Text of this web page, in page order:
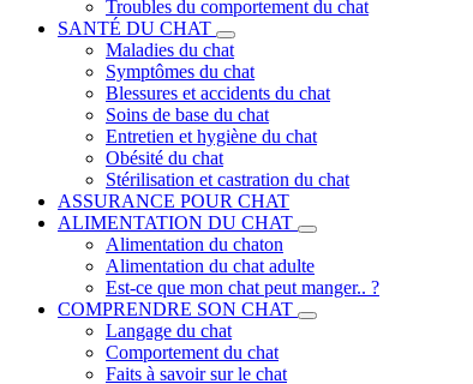
Troubles du comportement du chat
SANTÉ DU CHAT
Maladies du chat
Symptômes du chat
Blessures et accidents du chat
Soins de base du chat
Entretien et hygiène du chat
Obésité du chat
Stérilisation et castration du chat
ASSURANCE POUR CHAT
ALIMENTATION DU CHAT
Alimentation du chaton
Alimentation du chat adulte
Est-ce que mon chat peut manger.. ?
COMPRENDRE SON CHAT
Langage du chat
Comportement du chat
Faits à savoir sur le chat